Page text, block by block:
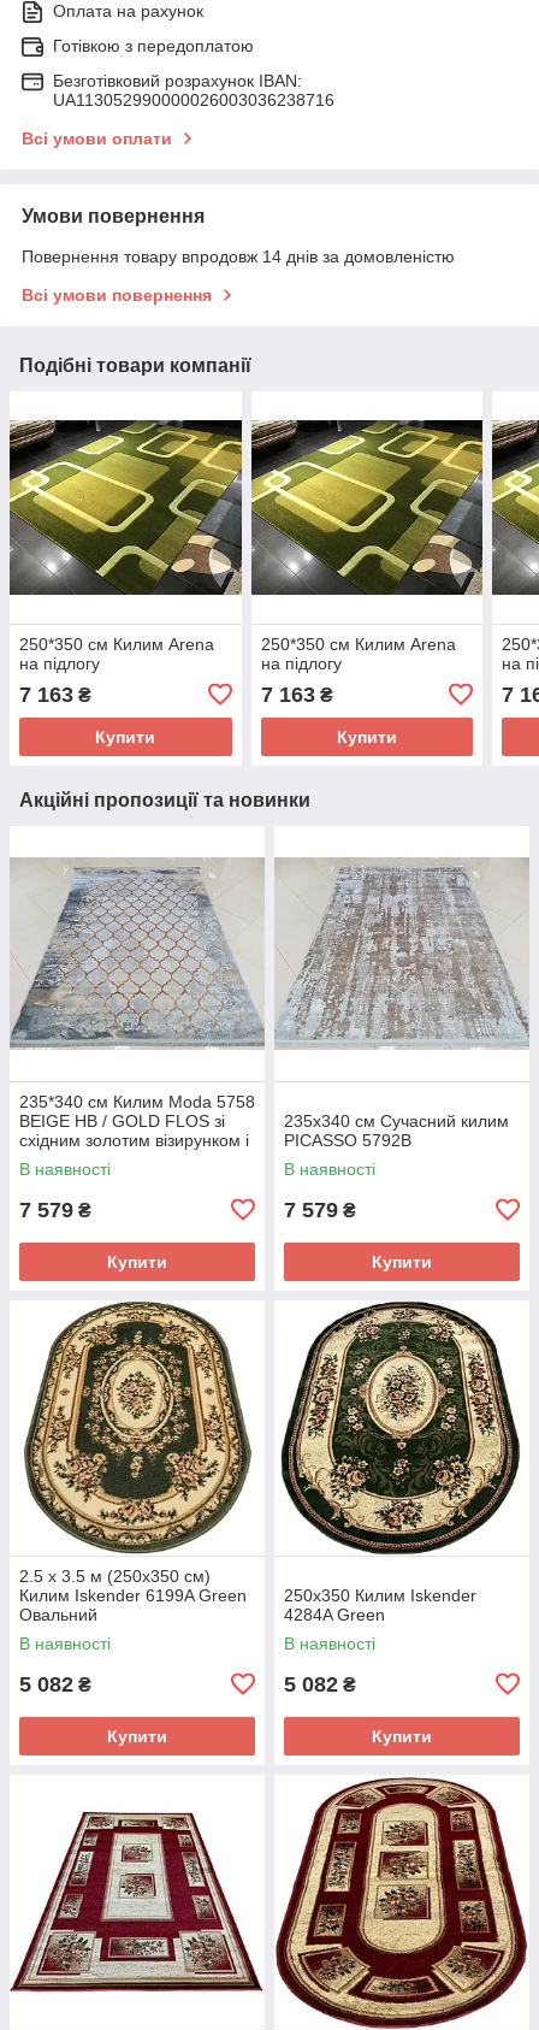
Оплата на рахунок
Готівкою з передоплатою
Безготівковий розрахунок IBAN:
UA113052990000026003036238716
Всі умови оплати
Умови повернення
Повернення товару впродовж 14 днів за домовленістю
Всі умови повернення
Подібні товари компанії
250*350 см Килим Arena
на підлогу
7 163 ₴
Купити
250*350 см Килим Arena
на підлогу
7 163₴
Купити
на
7
Акційні пропозиції та новинки
235*340 см Килим Moda 5758
BEIGE HB / GOLD FLOS зі
східним золотим візирунком і
короткою бахромою
В наявності
7 579 ₴
Купити
235х340 см Сучасний килим
PICASSO 5792B
В наявності
7 579 ₴
Купити
2.5 х 3.5 м (250х350 см)
Килим Iskender 6199A Green
Овальний
В наявності
5 082 ₴
Купити
250x350 Килим Iskender
4284A Green
В наявності
5 082 ₴
Купити